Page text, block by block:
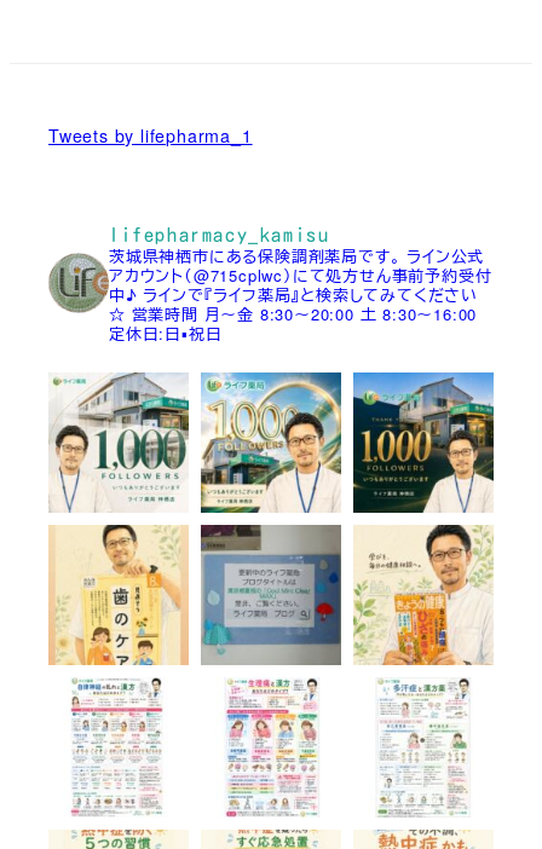
Tweets by lifepharma_1
lifepharmacy_kamisu
茨城県神栖市にある保険調剤薬局です。 ライン公式
アカウント（@715cplwc）にて処方せん事前予約受付
中♪ ラインで『ライフ薬局』と検索してみてください
☆ 営業時間 月～金 8:30～20:00 土 8:30～16:00
定休日:日▪祝日